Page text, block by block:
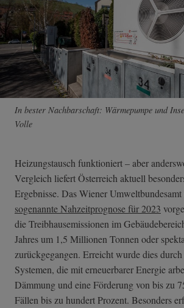
In bester Nachbarschaft: Wärmepumpe und
Volle
Heizungstausch funktioniert – aber
Vergleich liefert Österreich aktuell
Ergebnisse. Das Wiener
sogenannte Nahzeitprognose für 2023
die Treibhausemissionen im
Jahres um 1,5 Millionen Tonnen oder
zurückgegangen. Erreicht wurde dies
Systemen, die mit erneuerbarer Energie
Dämmung und eine Förderung von bis zu
Fällen bis zu hundert Prozent. Besonders